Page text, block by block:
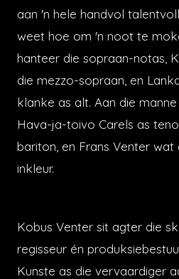
aan 'n hele handvol
weet hoe om 'n noot te
hanteer die sopraan-notas,
die mezzo-sopraan, en
klanke as alt. Aan die
Hava-ja-toivo Carels as
bariton, en Frans Venter
inkleur.
Kobus Venter sit agter die
regisseur én
Kunste as die vervaardiger